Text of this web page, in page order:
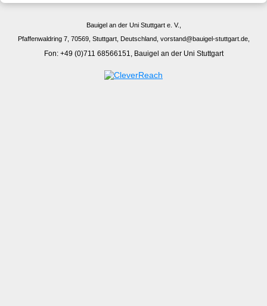
Bauigel an der Uni Stuttgart e. V.,
Pfaffenwaldring 7, 70569, Stuttgart, Deutschland, vorstand@bauigel-stuttgart.de,
Fon: +49 (0)711 68566151, Bauigel an der Uni Stuttgart